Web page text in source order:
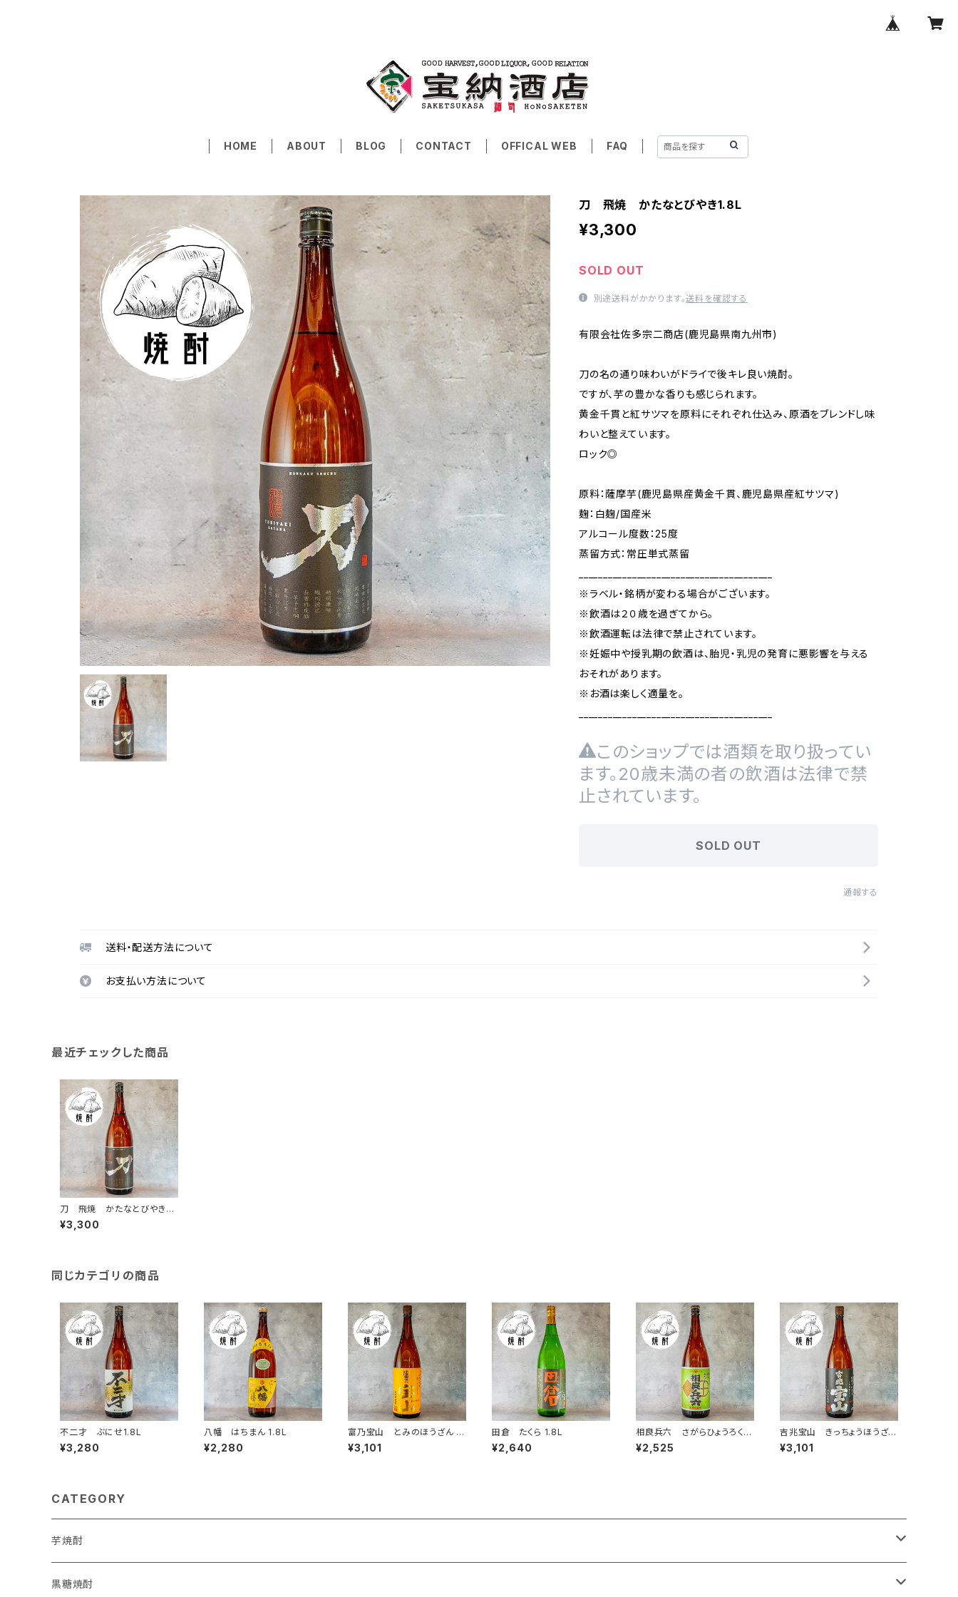
HOME ABOUT BLOG CONTACT OFFICAL WEB FAQ
刀 飛焼 かたなとびやき1.8L
¥3,300
SOLD OUT
別途送料がかかります。送料を確認する
有限会社佐多宗二商店(鹿児島県南九州市)
刀の名の通り味わいがドライで後キレ良い焼酎。
ですが、芋の豊かな香りも感じられます。
黄金千貫と紅サツマを原料にそれぞれ仕込み、原酒をブレンドし味
わいと整えています。
ロック◎
原料：薩摩芋(鹿児島県産黄金千貫、鹿児島県産紅サツマ)
麹：白麹/国産米
アルコール度数：25度
蒸留方式：常圧単式蒸留
※ラベル・銘柄が変わる場合がございます。
※飲酒は２０歳を過ぎてから。
※飲酒運転は法律で禁止されています。
※妊娠中や授乳期の飲酒は、胎児・乳児の発育に悪影響を与える
おそれがあります。
※お酒は楽しく適量を。
このショップでは酒類を取り扱ってい
ます。20歳未満の者の飲酒は法律で禁
止されています。
SOLD OUT
通報する
送料・配送方法について
お支払い方法について
最近チェックした商品
刀 飛焼 かたなとびやき1.
8L
¥3,300
同じカテゴリの商品
不二才 ぶにせ1.8L
¥3,280
八幡 はちまん 1.8L
¥2,280
富乃宝山 とみのほうざん 1.
8L
¥3,101
田倉 たくら 1.8L
¥2,640
相良兵六 さがらひょうろく 1.
8L
¥2,525
吉兆宝山 きっちょうほうざん
1.8L
¥3,101
CATEGORY
芋焼酎
西酒造
黒糖焼酎